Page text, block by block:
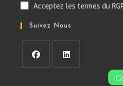
Acceptez les termes du
Suivez Nous